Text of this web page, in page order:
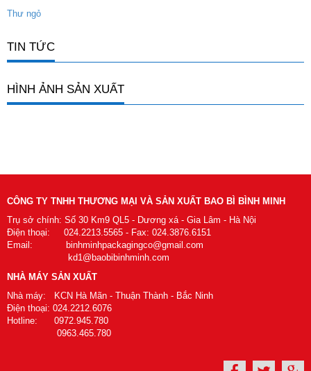
Thư ngỏ
TIN TỨC
HÌNH ẢNH SẢN XUẤT
CÔNG TY TNHH THƯƠNG MẠI VÀ SẢN XUẤT BAO BÌ BÌNH MINH
Trụ sở chính: Số 30 Km9 QL5 - Dương xá - Gia Lâm - Hà Nội
Điện thoại: 024.2213.5565 - Fax: 024.3876.6151
Email: binhminhpackagingco@gmail.com
kd1@baobibinhminh.com
NHÀ MÁY SẢN XUẤT
Nhà máy: KCN Hà Mãn - Thuận Thành - Bắc Ninh
Điện thoại: 024.2212.6076
Hotline: 0972.945.780
0963.465.780